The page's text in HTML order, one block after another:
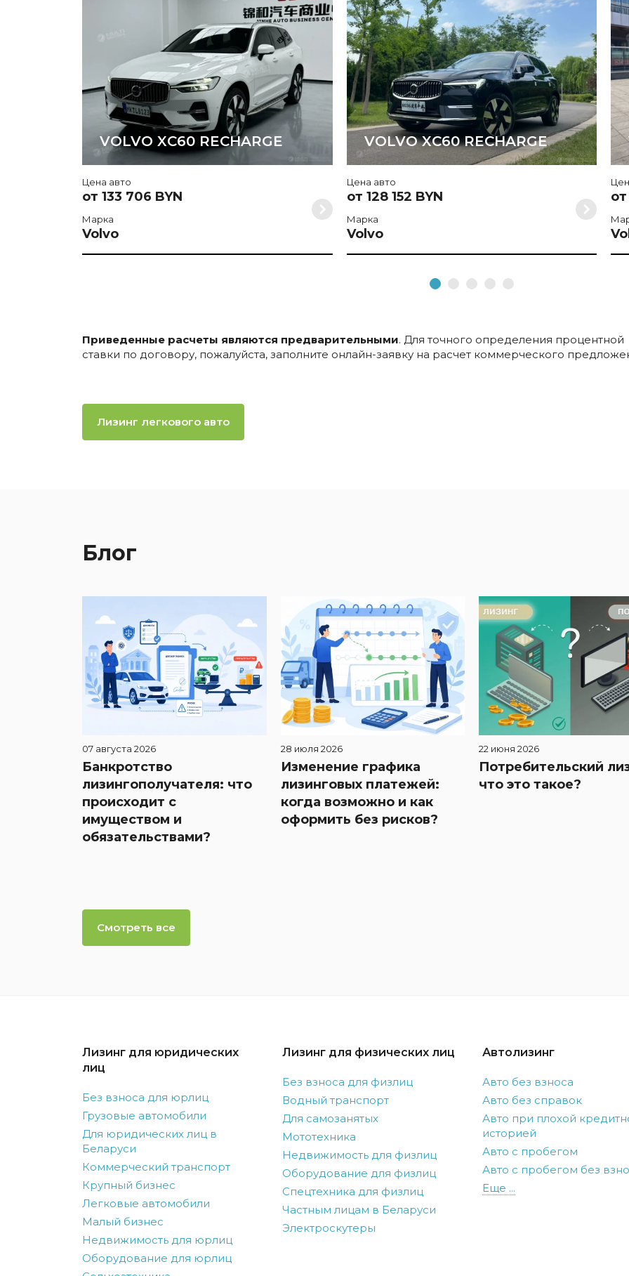
VOLVO XC60 RECHARGE
Цена авто
от 133 706 BYN
Марка
Volvo
VOLVO XC60 RECHARGE
Цена авто
от 128 152 BYN
Марка
Volvo
Приведенные расчеты являются предварительными. Для точного определения процентной
ставки по договору, пожалуйста, заполните онлайн-заявку на расчет коммерческого
Лизинг легкового авто
Блог
07 августа 2026
Банкротство
лизингополучателя: что
происходит с
имуществом и
обязательствами?
28 июля 2026
Изменение графика
лизинговых платежей:
когда возможно и как
оформить без рисков?
22 июня 2026
Потребительский
что это такое?
Смотреть все
Лизинг для юридических
лиц
Без взноса для юрлиц
Грузовые автомобили
Для юридических лиц в
Беларуси
Коммерческий транспорт
Крупный бизнес
Легковые автомобили
Малый бизнес
Недвижимость для юрлиц
Оборудование для юрлиц
Лизинг для физических лиц
Без взноса для физлиц
Водный транспорт
Для самозанятых
Мототехника
Недвижимость для физлиц
Оборудование для физлиц
Спецтехника для физлиц
Частным лицам в Беларуси
Электроскутеры
Автолизинг
Авто без взноса
Авто без справок
Авто при плохой
историей
Авто с пробегом
Авто с пробегом без
Еще ...